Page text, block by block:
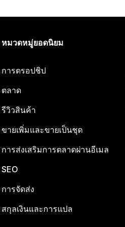
หมวดหมู่ยอดนิยม
การดรอปชิป
ตลาด
รีวิวสินค้า
ขายเพิ่มและขายเป็นชุด
การส่งเสริมการตลาดผ่านอีเมล
SEO
การจัดส่ง
สกุลเงินและการแปล